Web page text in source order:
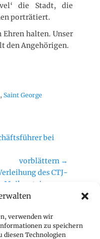
verwenden wir
zu speichern
diesen Technologien
die Stadt, die
porträtiert.
halten. Unser
den Angehörigen.
, Saint George
bei
vorblättern →
des CTJ-
Meilensteins 2022